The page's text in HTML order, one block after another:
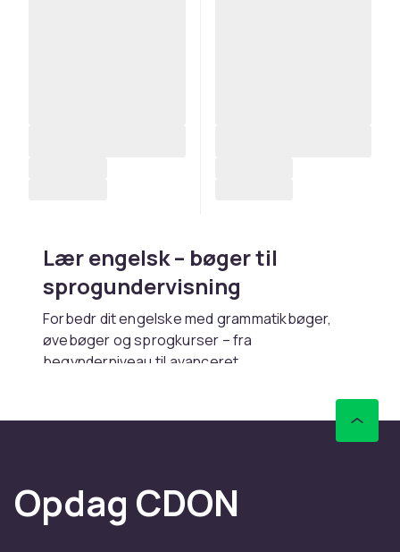
Lær engelsk – bøger til
sprogundervisning
Forbedr dit engelske med grammatikbøger,
øvebøger og sprogkurser – fra
begynderniveau til avanceret
Køb bøger i engelsk hos CDON
Opdag CDON